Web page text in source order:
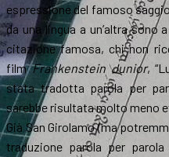
espressione del famoso
da una lingua a un’altra
citazione famosa, chi non
filmFrankenstein Junior,
stata tradotta parola per
sarebbe risultata molto meno
Già San Girolamo (ma
traduzione parola per